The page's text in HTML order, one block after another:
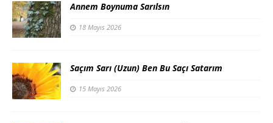
Annem Boynuma Sarılsın
18 Mayıs 2026
Saçım Sarı (Uzun) Ben Bu Saçı Satarım
15 Mayıs 2026